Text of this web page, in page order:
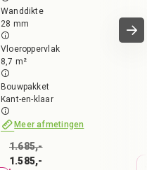
Wanddikte
28 mm
Vloeroppervlak
8,7 m²
Bouwpakket
Kant-en-klaar
Meer afmetingen
1.685,-
1.585,-